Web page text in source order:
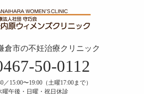
倉市の不妊治療クリニック
50-0112
／15:00〜19:00（土曜17:00まで）
曜午後・日曜・祝日休診